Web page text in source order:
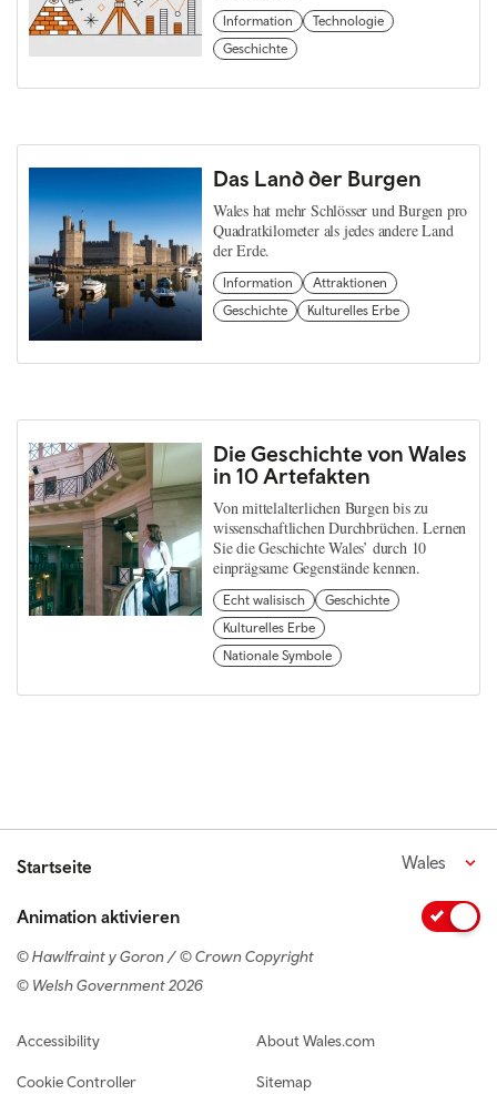
Information
Technologie
Geschichte
Das Land der Burgen
Wales hat mehr Schlösser und Burgen pro
Quadratkilometer als jedes andere Land
der Erde.
Information
Attraktionen
Geschichte
Kulturelles Erbe
Die Geschichte von Wales
in 10 Artefakten
Von mittelalterlichen Burgen bis zu
wissenschaftlichen Durchbrüchen. Lernen
Sie die Geschichte Wales’ durch 10
einprägsame Gegenstände kennen.
Echt walisisch
Geschichte
Kulturelles Erbe
Nationale Symbole
Startseite Wales
Animation aktivieren
© Hawlfraint y Goron / © Crown Copyright
© Welsh Government 2026
Footer navigation
Accessibility
Cookie Controller
About Wales.com
Sitemap